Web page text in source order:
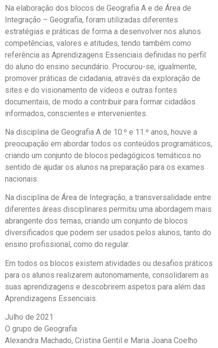
Na elaboração dos blocos de Geografia A e de Área de
Integração – Geografia, foram utilizadas diferentes
estratégias e práticas de forma a desenvolver nos alunos
competências, valores e atitudes, tendo também como
referência as Aprendizagens Essenciais definidas no perfil
do aluno do ensino secundário. Procurou-se, igualmente,
promover práticas de cidadania, através da exploração de
sites e do visionamento de vídeos e outras fontes
documentais, de modo a contribuir para formar cidadãos
informados, conscientes e intervenientes.
Na disciplina de Geografia A de 10.º e 11.º anos, houve a
preocupação em abordar todos os conteúdos programáticos,
criando um conjunto de blocos pedagógicos temáticos no
sentido de ajudar os alunos na preparação para os exames
nacionais.
Na disciplina de Área de Integração, a transversalidade entre
diferentes áreas disciplinares permitiu uma abordagem mais
abrangente dos temas, criando um conjunto de blocos
diversificados que podem ser usados pelos alunos, tanto do
ensino profissional, como do regular.
Em todos os blocos existem atividades ou desafios práticos
para os alunos realizarem autonomamente, consolidarem as
suas aprendizagens e descobrirem aspetos para além das
Aprendizagens Essenciais.
Julho de 2021
O grupo de Geografia
Alexandra Machado, Cristina Gentil e Maria Joana Coelho